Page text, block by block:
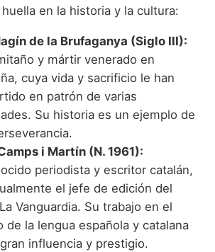
en la historia y la cultura:
de la Brufaganya (Siglo III):
y mártir venerado en
cuya vida y sacrificio le han
en patrón de varias
Su historia es un ejemplo de
i Martín (N. 1961):
periodista y escritor catalán,
el jefe de edición del
Vanguardia. Su trabajo en el
de la lengua española y catalana
influencia y prestigio.